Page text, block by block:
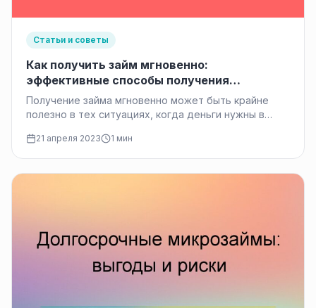
Статьи и советы
Как получить займ мгновенно:
эффективные способы получения
финансовой помощи
Получение займа мгновенно может быть крайне
полезно в тех ситуациях, когда деньги нужны в
21 апреля 2023 1 мин